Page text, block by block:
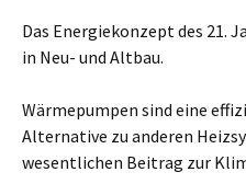
Das Energiekonzept des 21.
in Neu- und Altbau.
Wärmepumpen sind eine
Alternative zu anderen
wesentlichen Beitrag zur